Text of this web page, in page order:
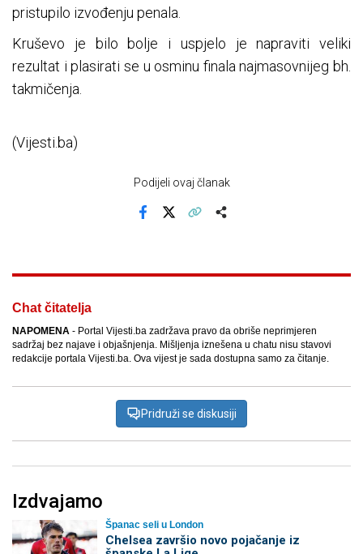
pristupilo izvođenju penala.
Kruševo je bilo bolje i uspjelo je napraviti veliki
rezultat i plasirati se u osminu finala najmasovnijeg bh.
takmičenja.
(Vijesti.ba)
Podijeli ovaj članak
Chat čitatelja
NAPOMENA - Portal Vijesti.ba zadržava pravo da obriše neprimjeren
sadržaj bez najave i objašnjenja. Mišljenja iznešena u chatu nisu stavovi
redakcije portala Vijesti.ba. Ova vijest je sada dostupna samo za čitanje.
Pridruži se diskusiji
Izdvajamo
Španac seli u London
Chelsea završio novo pojačanje iz